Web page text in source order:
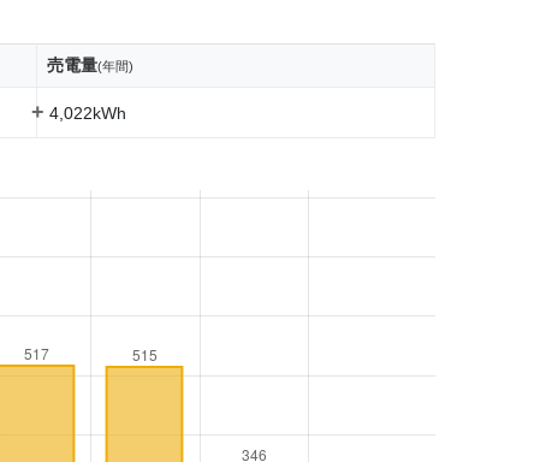
売電量(年間)
+ 4,022kWh